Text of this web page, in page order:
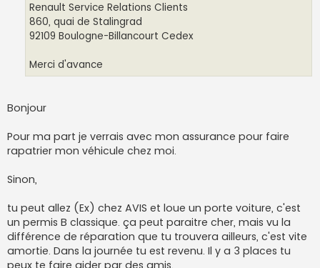
Renault Service Relations Clients
860, quai de Stalingrad
92109 Boulogne-Billancourt Cedex
Merci d'avance
Bonjour
Pour ma part je verrais avec mon assurance pour faire
rapatrier mon véhicule chez moi.
Sinon,
tu peut allez (Ex) chez AVIS et loue un porte voiture, c'est
un permis B classique. ça peut paraitre cher, mais vu la
différence de réparation que tu trouvera ailleurs, c'est vite
amortie. Dans la journée tu est revenu. Il y a 3 places tu